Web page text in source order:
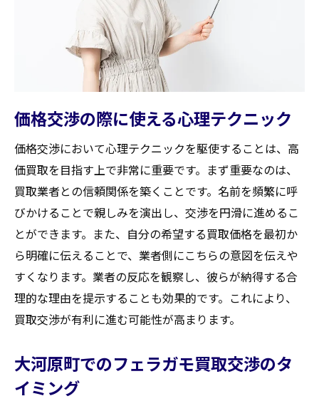
価格交渉の際に使える心理テクニック
価格交渉において心理テクニックを駆使することは、高
価買取を目指す上で非常に重要です。まず重要なのは、
買取業者との信頼関係を築くことです。名前を頻繁に呼
びかけることで親しみを演出し、交渉を円滑に進めるこ
とができます。また、自分の希望する買取価格を最初か
ら明確に伝えることで、業者側にこちらの意図を伝えや
すくなります。業者の反応を観察し、彼らが納得する合
理的な理由を提示することも効果的です。これにより、
買取交渉が有利に進む可能性が高まります。
大河原町でのフェラガモ買取交渉のタ
イミング